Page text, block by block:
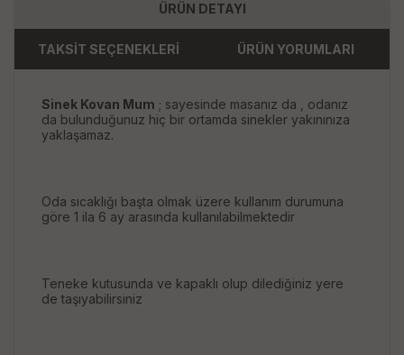
ÜRÜN DETAYI
TAKSİT SEÇENEKLERİ ÜRÜN YORUMLARI
Sinek Kovan Mum ; sayesinde masanız da , odanız
da bulunduğunuz hiç bir ortamda sinekler yakınınıza
yaklaşamaz.
Oda sıcaklığı başta olmak üzere kullanım durumuna
göre 1 ila 6 ay arasında kullanılabilmektedir
Teneke kutusunda ve kapaklı olup dilediğiniz yere
de taşıyabilirsiniz